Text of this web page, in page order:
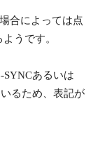
合によっては点
うです。
あるいは
るため、表記が